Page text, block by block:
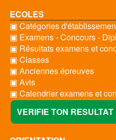
ECOLES
▣ Catégories
▣ Examens - Concours -
▣ Résultats examens et
▣ Classes
▣ Anciennes épreuves
▣ Avis
▣ Calendrier examens et
VERIFIE TON RESULTAT